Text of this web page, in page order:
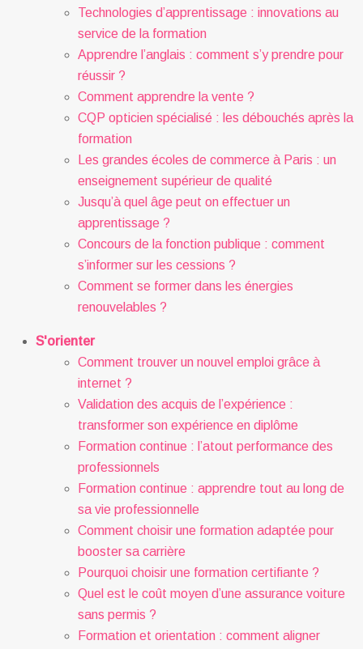
Technologies d’apprentissage : innovations au
service de la formation
Apprendre l’anglais : comment s’y prendre pour
réussir ?
Comment apprendre la vente ?
CQP opticien spécialisé : les débouchés après la
formation
Les grandes écoles de commerce à Paris : un
enseignement supérieur de qualité
Jusqu’à quel âge peut on effectuer un
apprentissage ?
Concours de la fonction publique : comment
s’informer sur les cessions ?
Comment se former dans les énergies
renouvelables ?
S'orienter
Comment trouver un nouvel emploi grâce à
internet ?
Validation des acquis de l’expérience :
transformer son expérience en diplôme
Formation continue : l’atout performance des
professionnels
Formation continue : apprendre tout au long de
sa vie professionnelle
Comment choisir une formation adaptée pour
booster sa carrière
Pourquoi choisir une formation certifiante ?
Quel est le coût moyen d’une assurance voiture
sans permis ?
Formation et orientation : comment aligner